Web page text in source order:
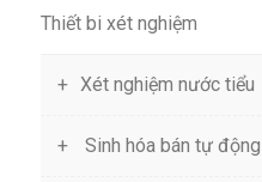
Thiết bi xét nghiệm
Xét nghiệm nước tiểu
Sinh hóa bán tự động